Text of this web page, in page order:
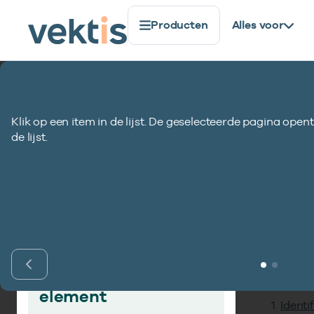
Producten Alles voor
Vind gegevens­
element
Klik op een item in de lijst. De geselecteerde pagina
de lijst.